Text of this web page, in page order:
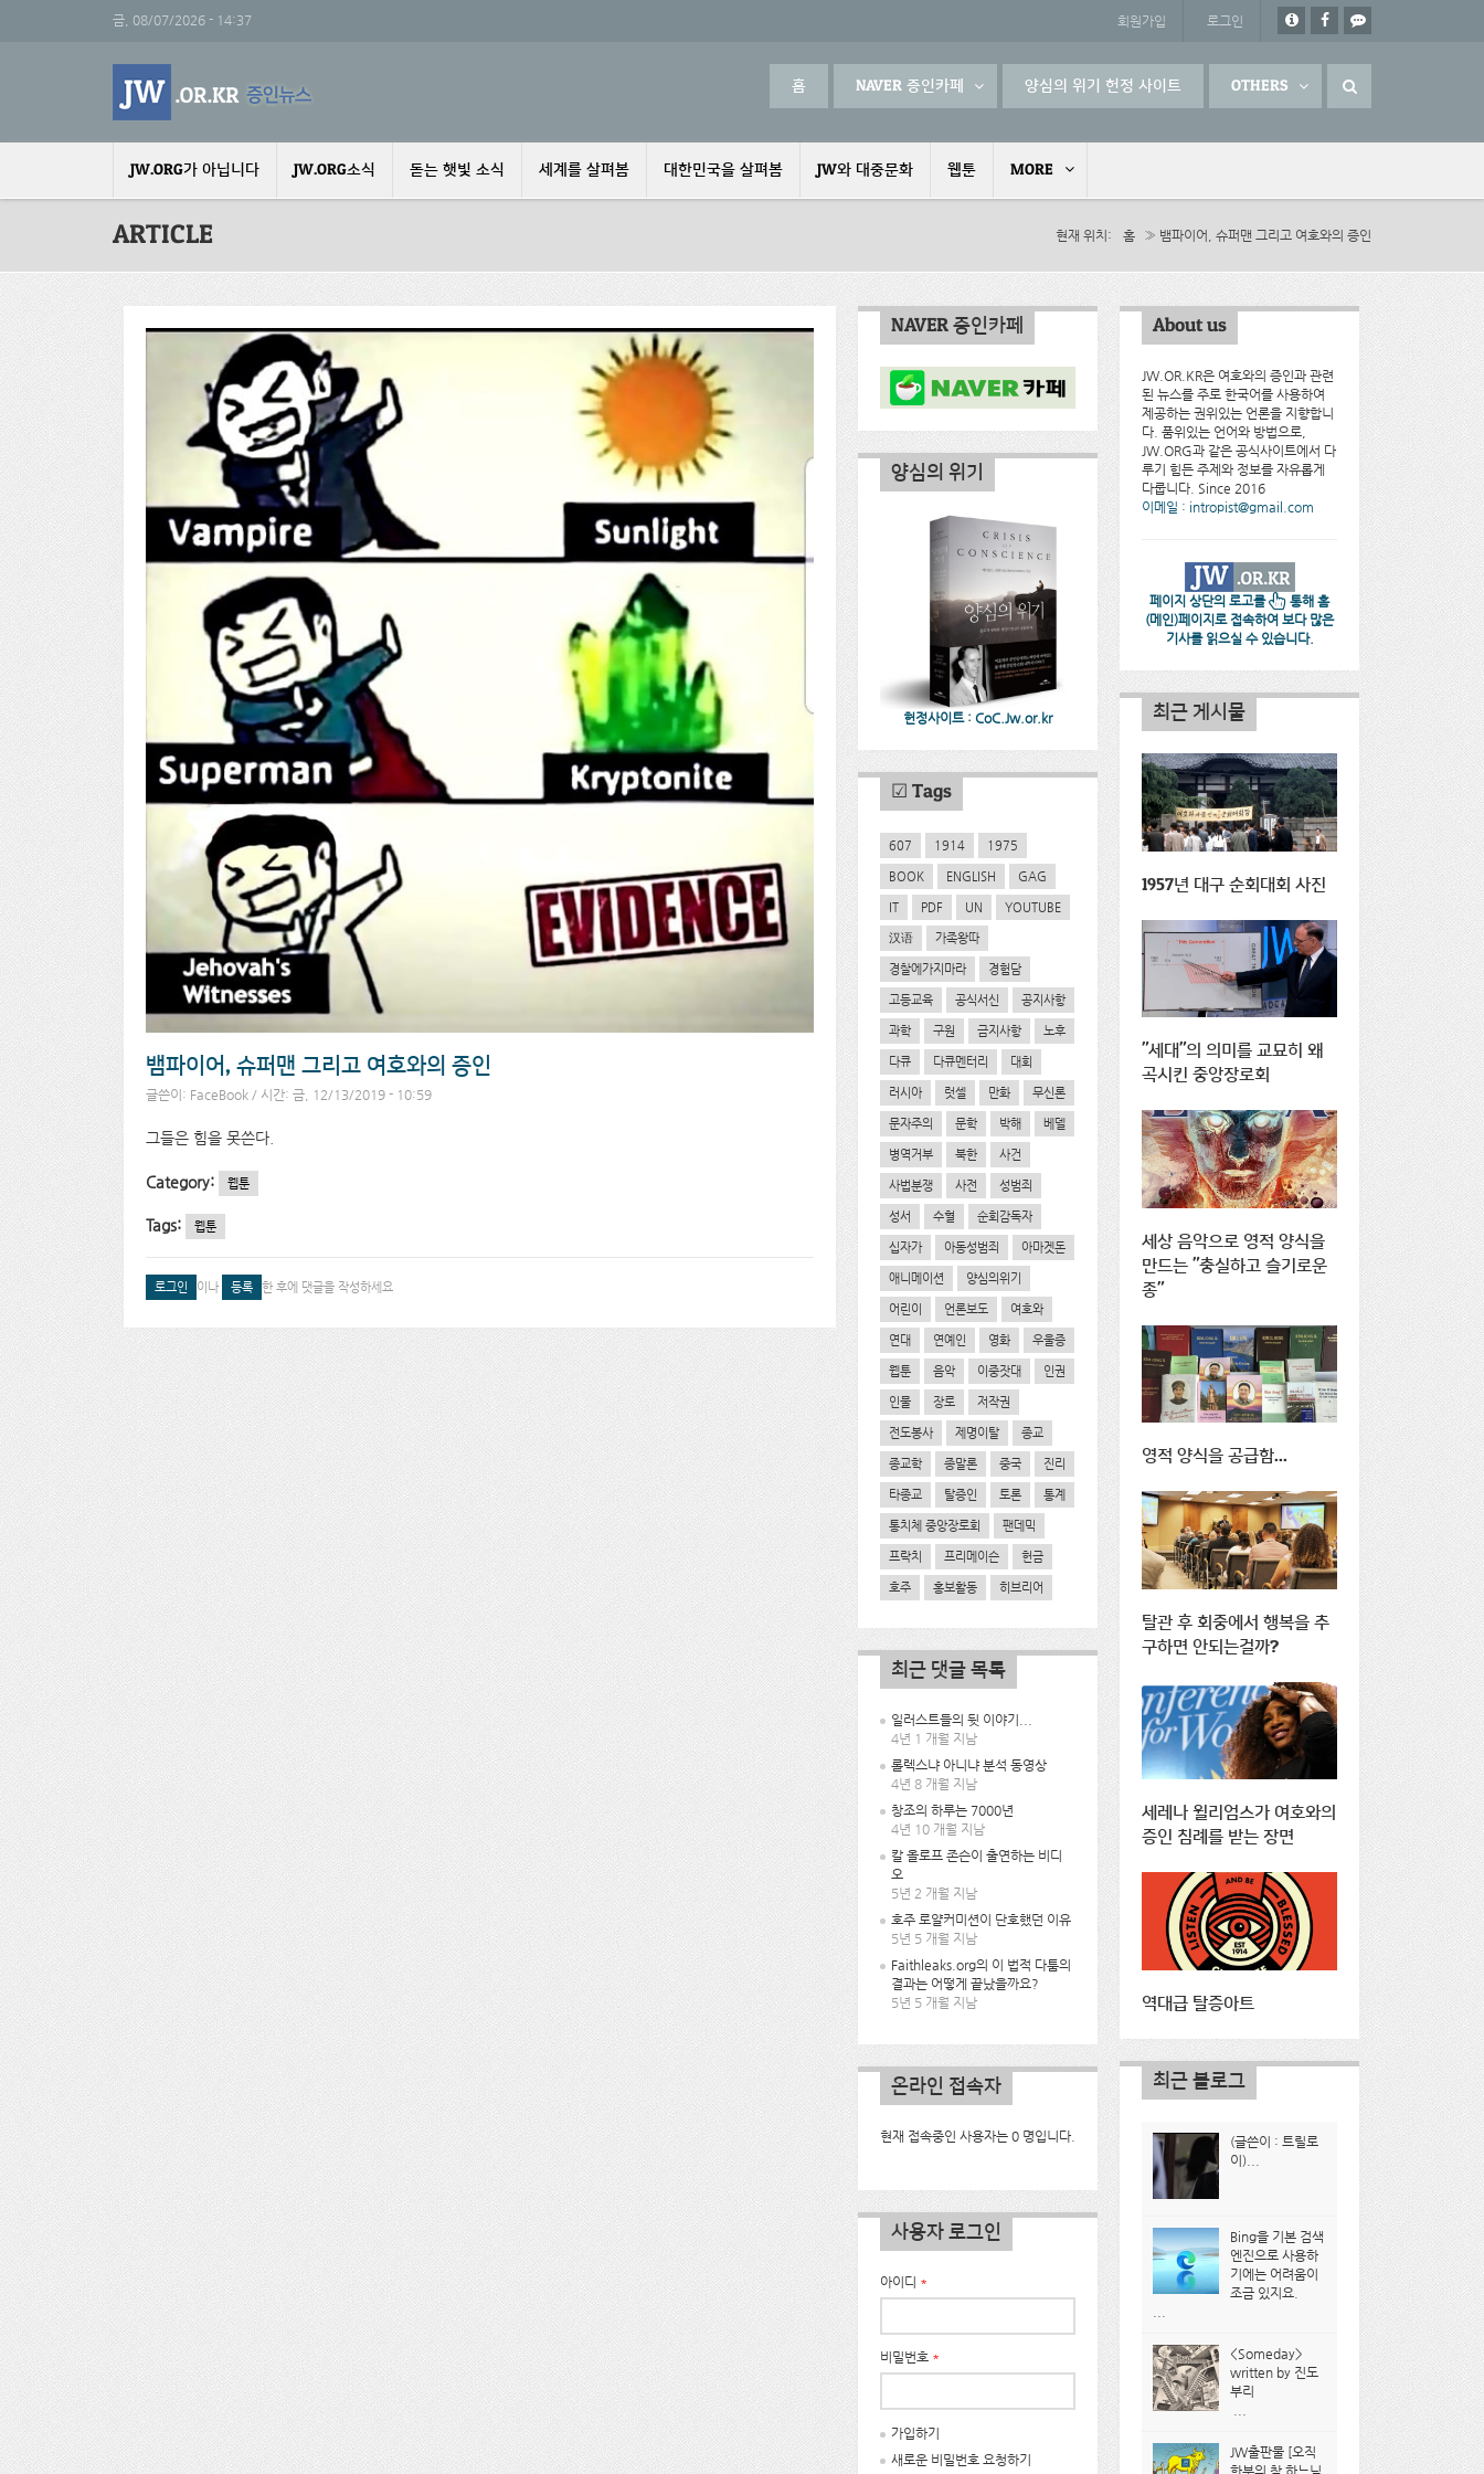
주요 콘텐츠로 건너뛰기금, 08/07/2026 - 14:37 회원가입 로그인
홈 NAVER 증인카페 양심의 위기 헌정 사이트 OTHERS
JW.ORG가 아닙니다 JW.ORG소식 돋는 햇빛 소식 세계를 살펴봄 대한민국을 살펴봄 JW와 대중문화 웹툰 MORE
ARTICLE 현재 위치 홈 » 뱀파이어, 슈퍼맨 그리고 여호와의 증인
뱀파이어, 슈퍼맨 그리고 여호와의 증인
글쓴이: FaceBook / 시간: 금, 12/13/2019 - 10:59
그들은 힘을 못쓴다.
Category: 웹툰
Tags: 웹툰
로그인 이나 등록 한 후에 댓글을 작성하세요
NAVER 증인카페 About us
JW.OR.KR은 여호와의 증인과 관련
된 뉴스를 주로 한국어를 사용하여
제공하는 권위있는 언론을 지향합니
다. 품위있는 언어와 방법으로,
JW.ORG과 같은 공식사이트에서 다
루기 힘든 주제와 정보를 자유롭게
다룹니다. Since 2016
이메일 : intropist@gmail.com
페이지 상단의 로고를
통해 홈
(메인)페이지로 접속하여 보다 많은
기사를 읽으실 수 있습니다.
양심의 위기
헌정사이트 : CoC.Jw.or.kr 최근 게시물
1957년 대구 순회대회 사진
"세대"의 의미를 교묘히 왜
곡시킨 중앙장로회
세상 음악으로 영적 양식을
만드는 "충실하고 슬기로운
종"
영적 양식을 공급함...
탈관 후 회중에서 행복을 추
구하면 안되는걸까?
세레나 윌리엄스가 여호와의
증인 침례를 받는 장면
역대급 탈증아트
☑ Tags
607 1914 1975
BOOK ENGLISH GAG
IT PDF UN YOUTUBE
汉语 가족왕따
경찰에가지마라 경험담
고등교육 공식서신 공지사항
과학 구원 금지사항 노후
다큐 다큐멘터리 대회
러시아 럿셀 만화 무신론
문자주의 문학 박해 베델
병역거부 북한 사건
사법분쟁 사전 성범죄
성서 수혈 순회감독자
십자가 아동성범죄 아마겟돈
애니메이션 양심의위기
어린이 언론보도 여호와
연대 연예인 영화 우울증
웹툰 음악 이중잣대 인권
인물 장로 저작권
전도봉사 제명이탈 종교
종교학 종말론 중국 진리
타종교 탈증인 토론 통계
통치체 중앙장로회 팬데믹
프락치 프리메이슨 헌금
호주 홍보활동 히브리어
최근 댓글 목록
일러스트들의 뒷 이야기...
4년 1 개월 지남
롤렉스냐 아니냐 분석 동영상
4년 8 개월 지남
창조의 하루는 7000년
4년 10 개월 지남
칼 올로프 존슨이 출연하는 비디
오
5년 2 개월 지남
호주 로얄커미션이 단호했던 이유
5년 5 개월 지남
Faithleaks.org의 이 법적 다툼의
결과는 어떻게 끝났을까요?
5년 5 개월 지남
최근 블로그
(글쓴이 : 트릴로
이)...
Bing을 기본 검색
엔진으로 사용하
기에는 어려움이
조금 있지요.
<Someday>
written by 진도
부리
JW출판물 [오직
한분의 참 하느님
온라인 접속자
현재 접속중인 사용자는 0 명입니다.
사용자 로그인
아이디 *
비밀번호 *
가입하기
새로운 비밀번호 요청하기